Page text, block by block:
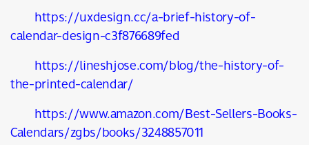
https://uxdesign.cc/a-brief-history-of-
calendar-design-c3f876689fed
https://lineshjose.com/blog/the-history-of-
the-printed-calendar/
https://www.amazon.com/Best-Sellers-Books-
Calendars/zgbs/books/3248857011